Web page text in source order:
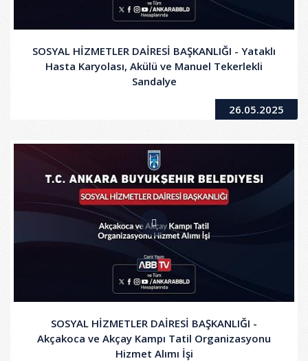
SOSYAL HİZMETLER DAİRESİ BAŞKANLIĞI - Yataklı
Hasta Karyolası, Akülü ve Manuel Tekerlekli
Sandalye
26.05.2025
SOSYAL HİZMETLER DAİRESİ BAŞKANLIĞI -
Akçakoca ve Akçay Kampı Tatil Organizasyonu
Hizmet Alımı İşi